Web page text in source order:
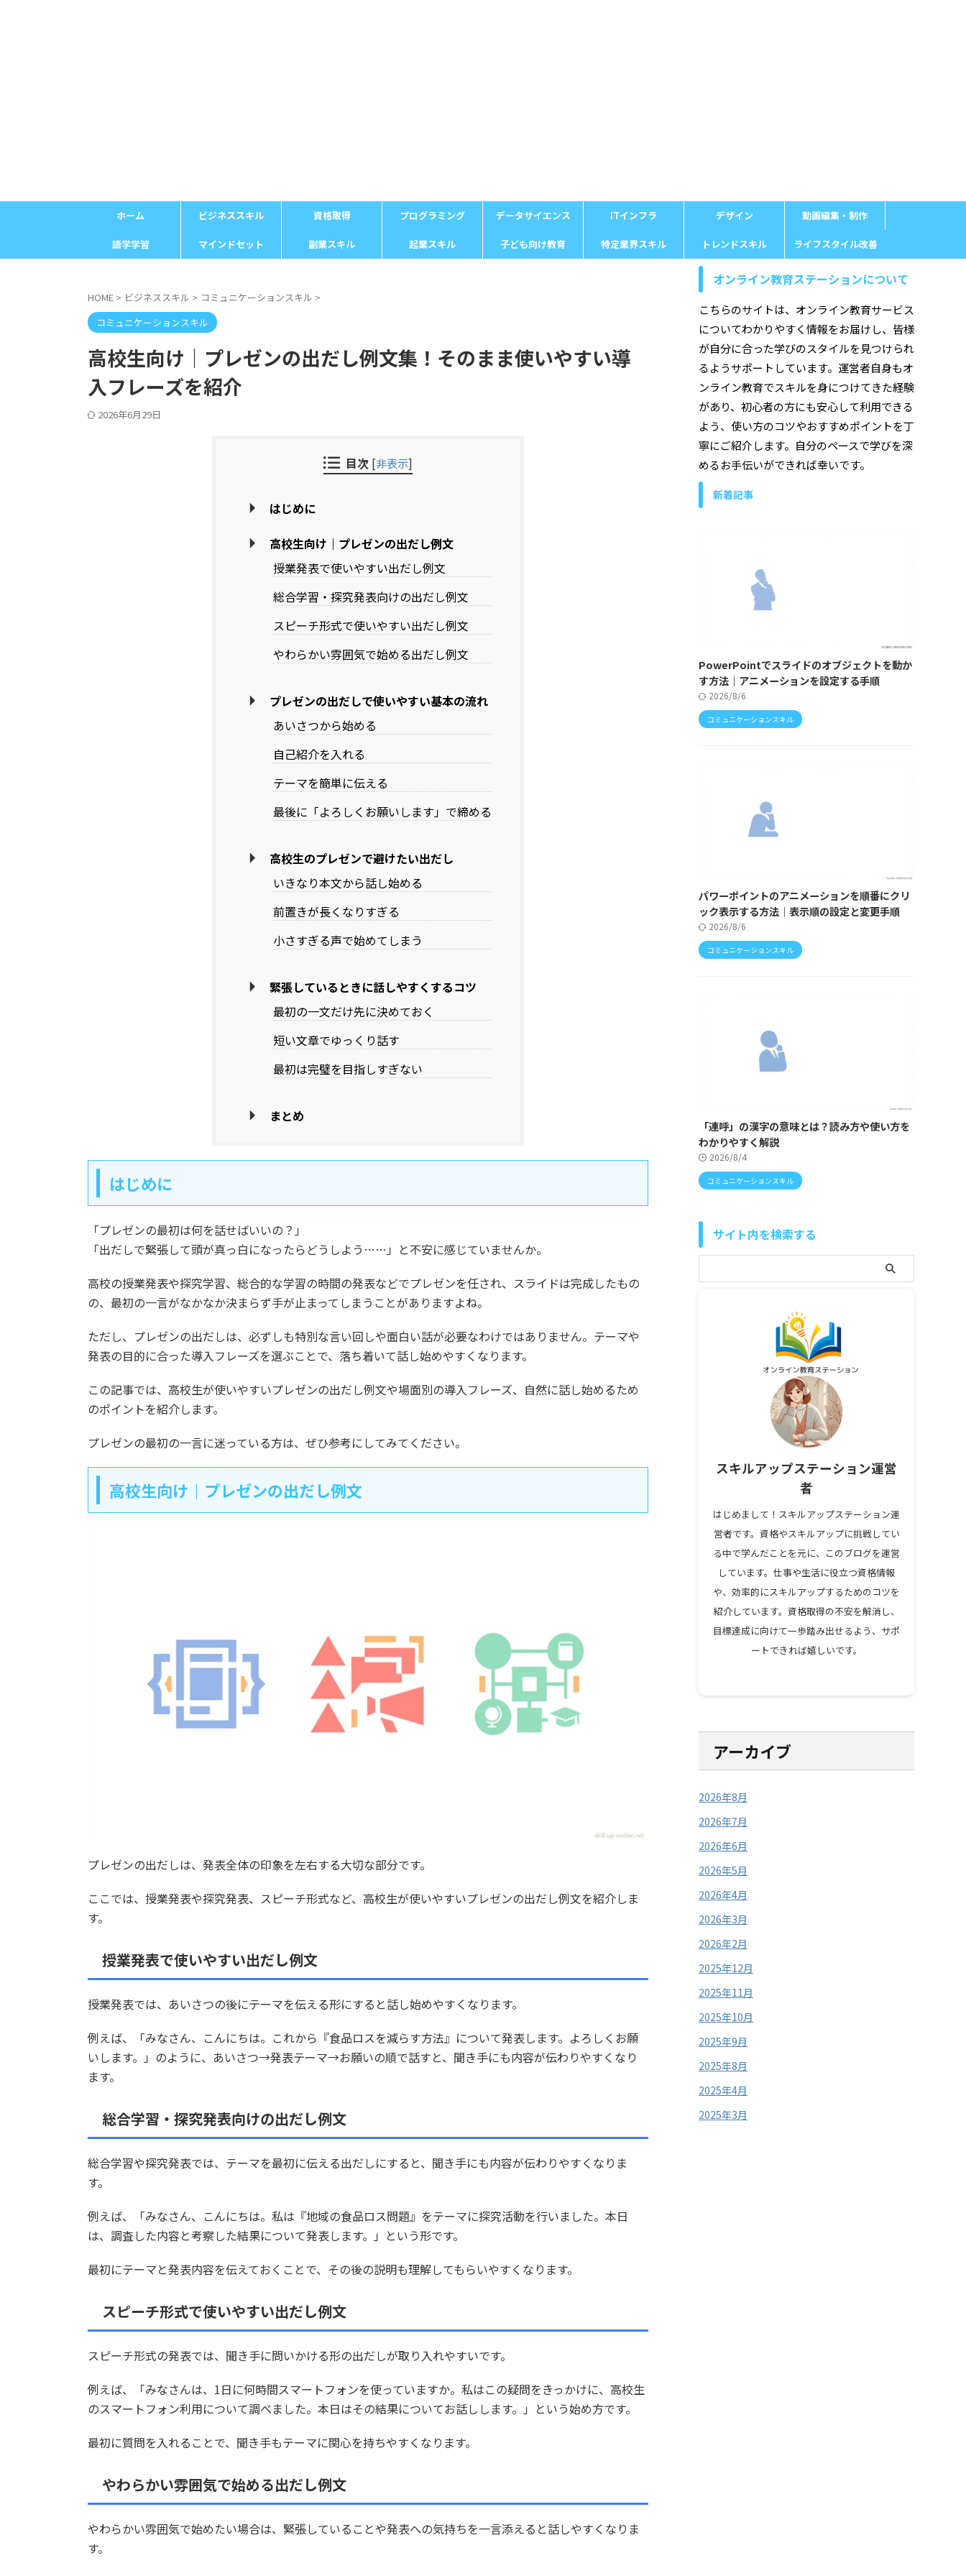
ホーム ビジネススキル 資格取得 プログラミング データサイエンス ITインフラ デザイン 動画編集・制作
語学学習 マインドセット 副業スキル 起業スキル 子ども向け教育 特定業界スキル トレンドスキル ライフスタイル改善
HOME > ビジネススキル > コミュニケーションスキル >
コミュニケーションスキル
高校生向け｜プレゼンの出だし例文集！そのまま使いやすい導
入フレーズを紹介
2026年6月29日
目次 [非表示]
はじめに
高校生向け｜プレゼンの出だし例文
授業発表で使いやすい出だし例文
総合学習・探究発表向けの出だし例文
スピーチ形式で使いやすい出だし例文
やわらかい雰囲気で始める出だし例文
プレゼンの出だしで使いやすい基本の流れ
あいさつから始める
自己紹介を入れる
テーマを簡単に伝える
最後に「よろしくお願いします」で締める
高校生のプレゼンで避けたい出だし
いきなり本文から話し始める
前置きが長くなりすぎる
小さすぎる声で始めてしまう
緊張しているときに話しやすくするコツ
最初の一文だけ先に決めておく
短い文章でゆっくり話す
最初は完璧を目指しすぎない
まとめ
はじめに
「プレゼンの最初は何を話せばいいの？」
「出だしで緊張して頭が真っ白になったらどうしよう……」と不安に感じていませんか。
高校の授業発表や探究学習、総合的な学習の時間の発表などでプレゼンを任され、スライドは完成したもの
の、最初の一言がなかなか決まらず手が止まってしまうことがありますよね。
ただし、プレゼンの出だしは、必ずしも特別な言い回しや面白い話が必要なわけではありません。テーマや
発表の目的に合った導入フレーズを選ぶことで、落ち着いて話し始めやすくなります。
この記事では、高校生が使いやすいプレゼンの出だし例文や場面別の導入フレーズ、自然に話し始めるため
のポイントを紹介します。
プレゼンの最初の一言に迷っている方は、ぜひ参考にしてみてください。
高校生向け｜プレゼンの出だし例文
プレゼンの出だしは、発表全体の印象を左右する大切な部分です。
ここでは、授業発表や探究発表、スピーチ形式など、高校生が使いやすいプレゼンの出だし例文を紹介しま
す。
授業発表で使いやすい出だし例文
授業発表では、あいさつの後にテーマを伝える形にすると話し始めやすくなります。
例えば、「みなさん、こんにちは。これから『食品ロスを減らす方法』について発表します。よろしくお願
いします。」のように、あいさつ→発表テーマ→お願いの順で話すと、聞き手にも内容が伝わりやすくなり
ます。
総合学習・探究発表向けの出だし例文
総合学習や探究発表では、テーマを最初に伝える出だしにすると、聞き手にも内容が伝わりやすくなりま
す。
例えば、「みなさん、こんにちは。私は『地域の食品ロス問題』をテーマに探究活動を行いました。本日
は、調査した内容と考察した結果について発表します。」という形です。
最初にテーマと発表内容を伝えておくことで、その後の説明も理解してもらいやすくなります。
スピーチ形式で使いやすい出だし例文
スピーチ形式の発表では、聞き手に問いかける形の出だしが取り入れやすいです。
例えば、「みなさんは、1日に何時間スマートフォンを使っていますか。私はこの疑問をきっかけに、高校生
のスマートフォン利用について調べました。本日はその結果についてお話しします。」という始め方です。
最初に質問を入れることで、聞き手もテーマに関心を持ちやすくなります。
やわらかい雰囲気で始める出だし例文
やわらかい雰囲気で始めたい場合は、緊張していることや発表への気持ちを一言添えると話しやすくなりま
す。
オンライン教育ステーションについて
こちらのサイトは、オンライン教育サービス
についてわかりやすく情報をお届けし、皆様
が自分に合った学びのスタイルを見つけられ
るようサポートしています。運営者自身もオ
ンライン教育でスキルを身につけてきた経験
があり、初心者の方にも安心して利用できる
よう、使い方のコツやおすすめポイントを丁
寧にご紹介します。自分のペースで学びを深
めるお手伝いができれば幸いです。
新着記事
PowerPointでスライドのオブジェクトを動か
す方法｜アニメーションを設定する手順
2026/8/6
コミュニケーションスキル
パワーポイントのアニメーションを順番にクリ
ック表示する方法｜表示順の設定と変更手順
2026/8/6
コミュニケーションスキル
「連呼」の漢字の意味とは？読み方や使い方を
わかりやすく解説
2026/8/4
コミュニケーションスキル
サイト内を検索する
スキルアップステーション運営
者
はじめまして！スキルアップステーション運
営者です。資格やスキルアップに挑戦してい
る中で学んだことを元に、このブログを運営
しています。仕事や生活に役立つ資格情報
や、効率的にスキルアップするためのコツを
紹介しています。資格取得の不安を解消し、
目標達成に向けて一歩踏み出せるよう、サポ
ートできれば嬉しいです。
アーカイブ
2026年8月
2026年7月
2026年6月
2026年5月
2026年4月
2026年3月
2026年2月
2025年12月
2025年11月
2025年10月
2025年9月
2025年8月
2025年4月
2025年3月